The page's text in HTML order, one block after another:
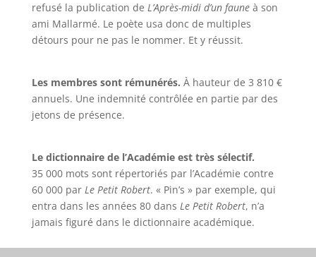
refusé la publication de L’Après-midi d’un fauneà son
ami Mallarmé. Le poète usa donc de multiples
détours pour ne pas le nommer. Et y réussit.
Les membres sont rémunérés. À hauteur de 3 810 €
annuels. Une indemnité contrôlée en partie par des
jetons de présence.
Le dictionnaire de l’Académie est très sélectif.
35 000 mots sont répertoriés par l’Académie contre
60 000 par Le Petit Robert. « Pin’s » par exemple, qui
entra dans les années 80 dans Le Petit Robert, n’a
jamais figuré dans le dictionnaire académique.